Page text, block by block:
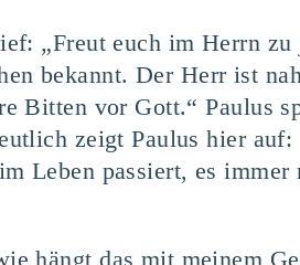
„Freut euch im Herrn
bekannt. Der Herr ist
Bitten vor Gott.“ Paulus
zeigt Paulus hier
Leben passiert, es
hängt das mit meinem